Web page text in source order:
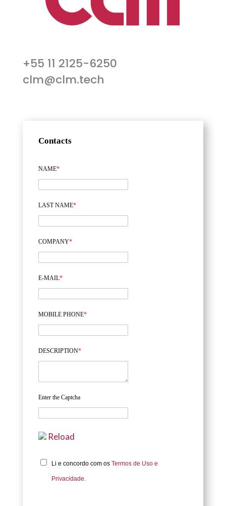
+55 11 2125-6250
clm@clm.tech
Contacts
NAME*
LAST NAME*
COMPANY*
E-MAIL*
MOBILE PHONE*
DESCRIPTION*
Enter the Captcha
Reload
Li e concordo com os Termos de Uso e
Privacidade.